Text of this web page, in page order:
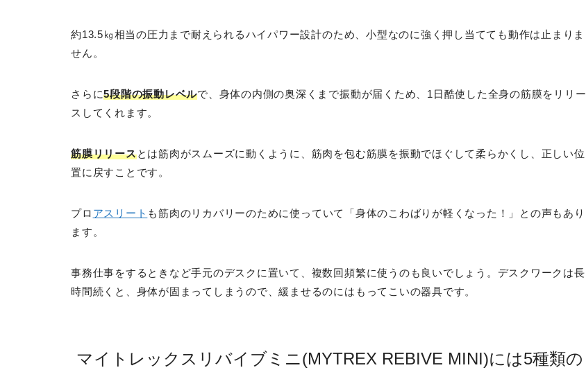
約13.5㎏相当の圧力まで耐えられるハイパワー設計のため、小型なのに強く押し当てても動作は止まりま
せん。
さらに5段階の振動レベルで、身体の内側の奥深くまで振動が届くため、1日酷使した全身の筋膜をリリー
スしてくれます。
筋膜リリースとは筋肉がスムーズに動くように、筋肉を包む筋膜を振動でほぐして柔らかくし、正しい位
置に戻すことです。
プロ アスリート も筋肉のリカバリーのために使っていて「身体のこわばりが軽くなった！」との声もあり
ます。
事務仕事をするときなど手元のデスクに置いて、複数回頻繁に使うのも良いでしょう。デスクワークは長
時間続くと、身体が固まってしまうので、緩ませるのにはもってこいの器具です。
マイトレックスリバイブミニ(MYTREX REBIVE MINI)には5種類の